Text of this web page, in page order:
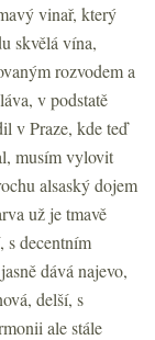
vinař, který
skvělá vína,
rozvodem a
v podstatě
v Praze, kde teď
musím vylovit
alsaský dojem
už je tmavě
s decentním
dává najevo,
delší, s
ale stále